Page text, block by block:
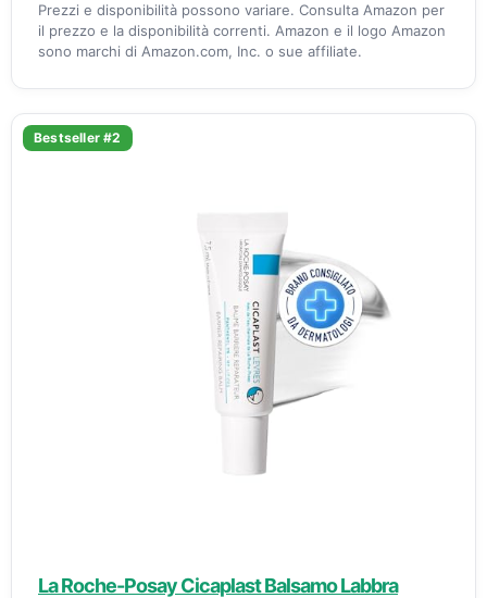
Prezzi e disponibilità possono variare. Consulta Amazon per
il prezzo e la disponibilità correnti. Amazon e il logo Amazon
sono marchi di Amazon.com, Inc. o sue affiliate.
Bestseller #2
La Roche-Posay Cicaplast Balsamo Labbra